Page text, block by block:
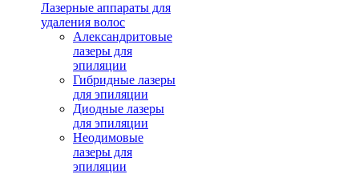
Лазерные аппараты для
удаления волос
Александритовые
лазеры для
эпиляции
Гибридные лазеры
для эпиляции
Диодные лазеры
для эпиляции
Неодимовые
лазеры для
эпиляции